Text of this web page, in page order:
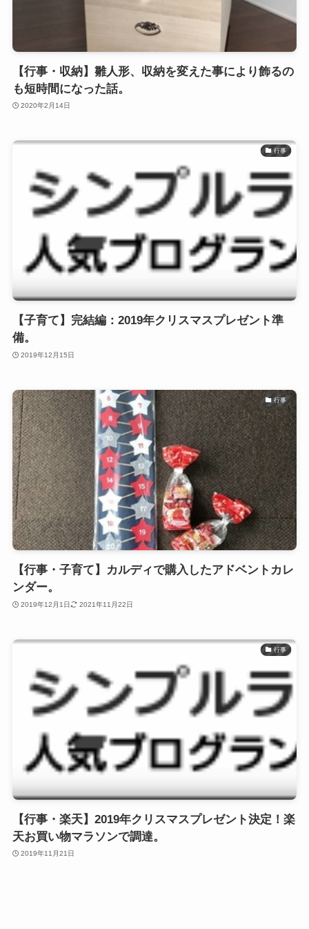
【行事・収納】雛人形、収納を変えた事により飾るの
も短時間になった話。
2020年2月14日
行事
【子育て】完結編：2019年クリスマスプレゼント準
備。
2019年12月15日
行事
【行事・子育て】カルディで購入したアドベントカレ
ンダー。
2019年12月1日 2021年11月22日
行事
【行事・楽天】2019年クリスマスプレゼント決定！楽
天お買い物マラソンで調達。
2019年11月21日